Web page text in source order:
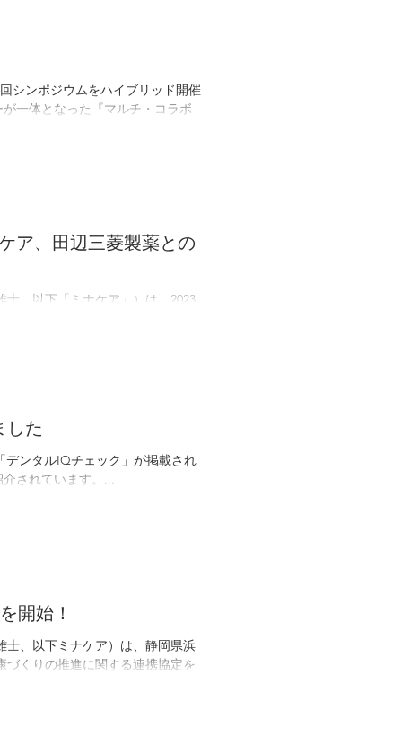
シンポジウムをハイブリッド開催
一体となった『マルチ・コラボ
ア、田辺三菱製薬との
、以下「ミナケア」）は、2023
した
デンタルIQチェック」が掲載され
されています。...
開始！
士、以下ミナケア）は、静岡県浜
くりの推進に関する連携協定を